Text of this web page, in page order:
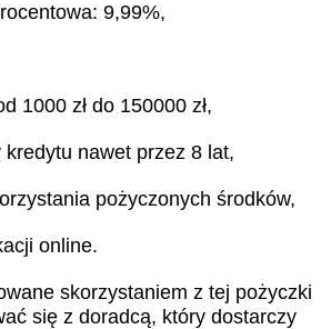
9,99%,
1000 zł do 150000 zł,
kredytu nawet przez 8 lat,
pożyczonych środków,
online.
skorzystaniem z tej pożyczki
się z doradcą, który dostarczy